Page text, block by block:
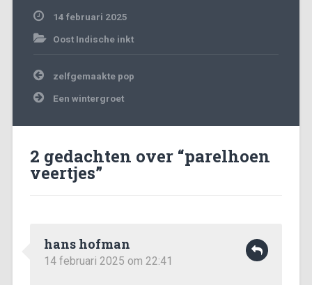
14 februari 2025
Oost Indische inkt
Bericht
navigatie
zelfgemaakte pop
Een wintergroet
2 gedachten over “parelhoen
veertjes”
hans hofman
14 februari 2025 om 22:41